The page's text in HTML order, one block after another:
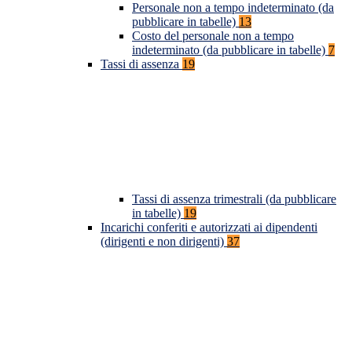
Personale non a tempo indeterminato (da
pubblicare in tabelle) 13
Costo del personale non a tempo
indeterminato (da pubblicare in tabelle) 7
Tassi di assenza 19
Tassi di assenza trimestrali (da pubblicare
in tabelle) 19
Incarichi conferiti e autorizzati ai dipendenti
(dirigenti e non dirigenti) 37